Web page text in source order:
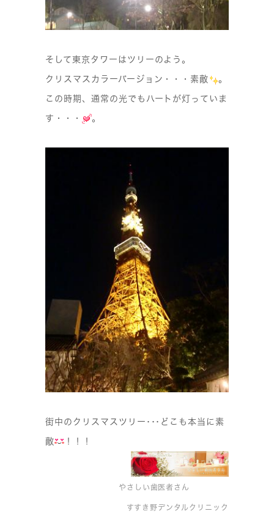
そして東京タワーはツリーのよう。
クリスマスカラーバージョン・・・素敵 。
この時期、通常の光でもハートが灯っていま
す・・・ 。
街中のクリスマスツリー･･･どこも本当に素
敵 ！！！
やさしい歯医者さん
すすき野デンタルクリニック